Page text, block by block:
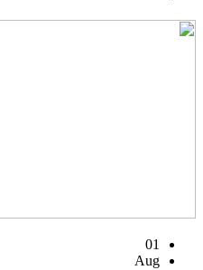
01
Aug